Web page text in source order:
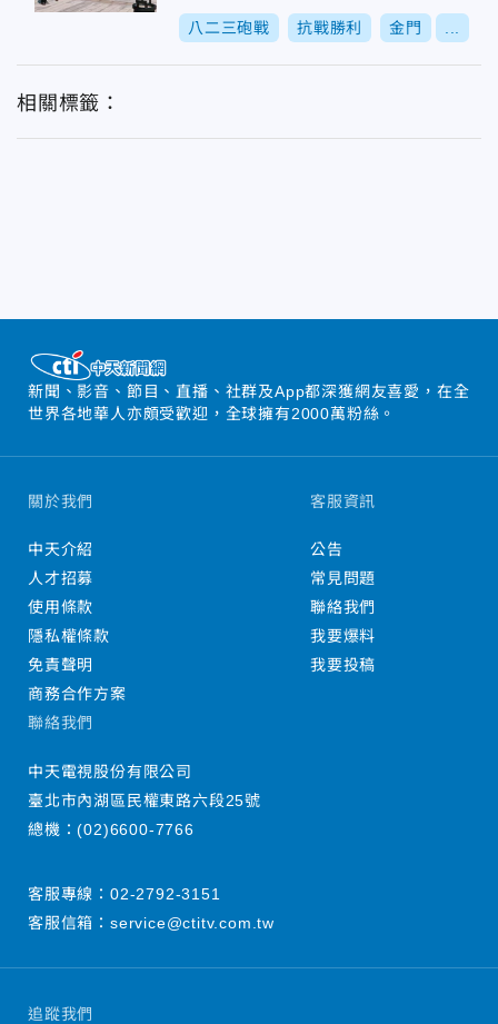
八二三砲戰 抗戰勝利 金門
相關標籤：
新聞、影音、節目、直播、社群及App都深獲網友喜愛，在全
世界各地華人亦頗受歡迎，全球擁有2000萬粉絲。
追蹤我們
關於我們
中天介紹
人才招募
使用條款
隱私權條款
免責聲明
商務合作方案
客服資訊
公告
常見問題
聯絡我們
我要爆料
我要投稿
聯絡我們
中天電視股份有限公司
臺北市內湖區民權東路六段25號
總機：(02)6600-7766
客服專線： 02-2792-3151
客服信箱： service@ctitv.com.tw